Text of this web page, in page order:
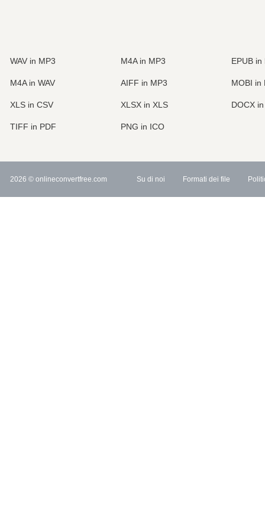
WAV in MP3 M4A in MP3 EPUB in
M4A in WAV AIFF in MP3 MOBI in
XLS in CSV XLSX in XLS DOCX
TIFF in PDF PNG in ICO
2026 © onlineconvertfree.com Su di noi Formati dei file